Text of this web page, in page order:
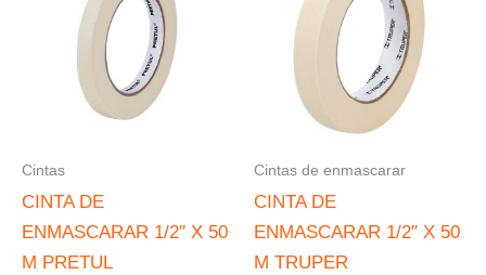
Cintas
CINTA DE
ENMASCARAR 1/2″ X 50
M PRETUL
Cintas de enmascarar
CINTA DE
ENMASCARAR 1/2″ X 50
M TRUPER